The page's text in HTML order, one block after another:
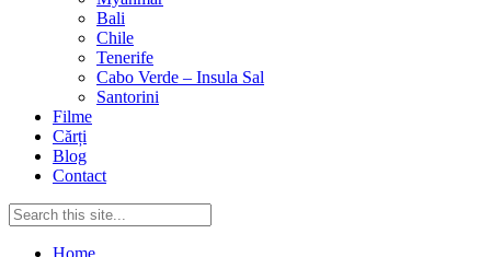
Bali
Chile
Tenerife
Cabo Verde – Insula Sal
Santorini
Filme
Cărți
Blog
Contact
Home